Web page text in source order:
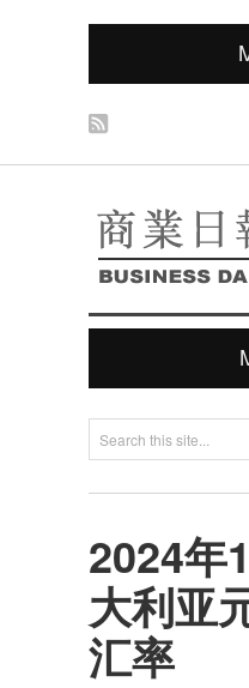
2024年
大利亚
汇率